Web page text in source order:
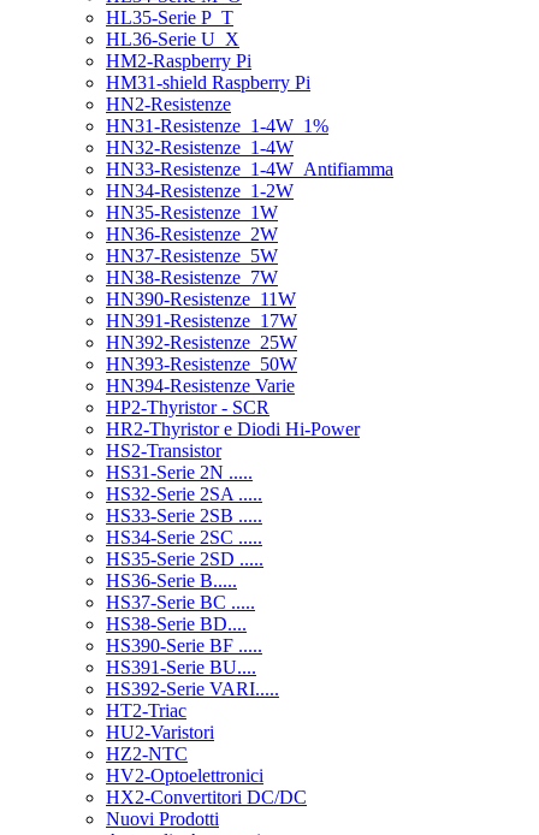
HL35-Serie P_T
HL36-Serie U_X
HM2-Raspberry Pi
HM31-shield Raspberry Pi
HN2-Resistenze
HN31-Resistenze_1-4W_1%
HN32-Resistenze_1-4W
HN33-Resistenze_1-4W_Antifiamma
HN34-Resistenze_1-2W
HN35-Resistenze_1W
HN36-Resistenze_2W
HN37-Resistenze_5W
HN38-Resistenze_7W
HN390-Resistenze_11W
HN391-Resistenze_17W
HN392-Resistenze_25W
HN393-Resistenze_50W
HN394-Resistenze Varie
HP2-Thyristor - SCR
HR2-Thyristor e Diodi Hi-Power
HS2-Transistor
HS31-Serie 2N .....
HS32-Serie 2SA .....
HS33-Serie 2SB .....
HS34-Serie 2SC .....
HS35-Serie 2SD .....
HS36-Serie B.....
HS37-Serie BC .....
HS38-Serie BD....
HS390-Serie BF .....
HS391-Serie BU....
HS392-Serie VARI.....
HT2-Triac
HU2-Varistori
HZ2-NTC
HV2-Optoelettronici
HX2-Convertitori DC/DC
Nuovi Prodotti